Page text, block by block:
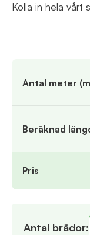
Kolla in hela vårt
Antal meter
Beräknad
Pris
Antal brädor: